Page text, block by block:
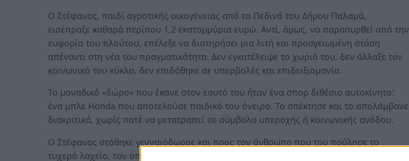
Ο Στέφανος, παιδί αγροτικής οικογένειας από το Πεδινό του Δήμου Παλαμά,
εισέπραξε καθαρά περίπου 1,2 εκατομμύρια ευρώ. Αντί, όμως, να παρασυρθεί από την
ευφορία του πλούτου, επέλεξε να διατηρήσει μια λιτή και προσγειωμένη στάση
απέναντι στη νέα του πραγματικότητα. Δεν εγκατέλειψε το χωριό του, δεν άλλαξε τον
κοινωνικό του κύκλο, δεν επιδόθηκε σε υπερβολές και επιδειξιομανία.
Το μοναδικό «δώρο» που έκανε στον εαυτό του ήταν ένα σπορ διθέσιο αυτοκίνητο:
ένα μπλε Honda που αποτελούσε παιδικό του όνειρο. Το απέκτησε και το απολάμβανε
διακριτικά, χωρίς ποτέ να μετατραπεί σε σύμβολο υπεροχής ή κοινωνικής ανόδου.
Ο Στέφανος στάθηκε γενναιόδωρος και προς τον άνθρωπο που του πούλησε το
τυχερό λαχείο, τον οποίο δεν ξέχασε όταν έμαθε για τα σοβαρά οικονομικά του